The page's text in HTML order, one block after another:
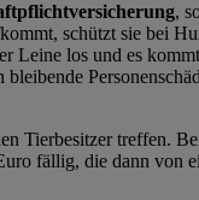
,
schützt sie bei
Leine los und es
Tierbesitzer treffen.
fällig, die dann von